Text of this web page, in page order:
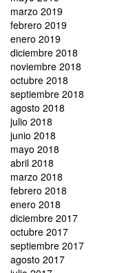
marzo 2019
febrero 2019
enero 2019
diciembre 2018
noviembre 2018
octubre 2018
septiembre 2018
agosto 2018
julio 2018
junio 2018
mayo 2018
abril 2018
marzo 2018
febrero 2018
enero 2018
diciembre 2017
octubre 2017
septiembre 2017
agosto 2017